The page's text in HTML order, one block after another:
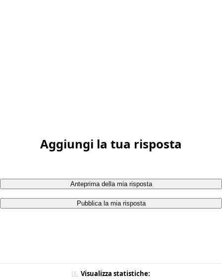
Aggiungi la tua risposta
Anteprima della mia risposta
Pubblica la mia risposta
Visualizza statistiche: